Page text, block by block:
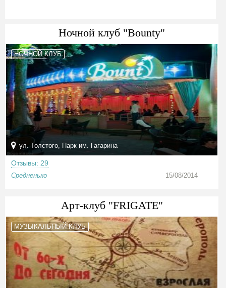
Ночной клуб "Bounty"
НОЧНОЙ КЛУБ
ул. Толстого, Парк им. Гагарина
Отзывы: 29
Средненько 15/08/2014
Арт-клуб "FRIGATE"
МУЗЫКАЛЬНЫЙ КЛУБ